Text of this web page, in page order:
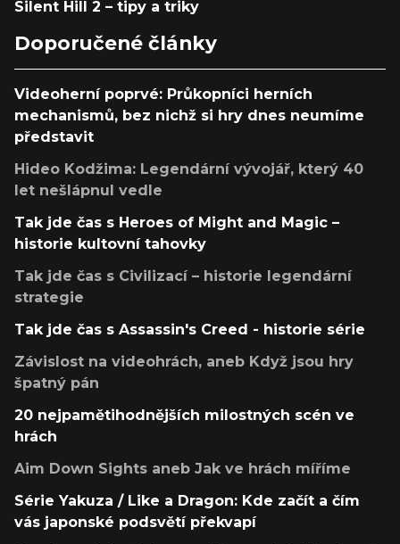
Silent Hill 2 – tipy a triky
Doporučené články
Videoherní poprvé: Průkopníci herních
mechanismů, bez nichž si hry dnes neumíme
představit
Hideo Kodžima: Legendární vývojář, který 40
let nešlápnul vedle
Tak jde čas s Heroes of Might and Magic –
historie kultovní tahovky
Tak jde čas s Civilizací – historie legendární
strategie
Tak jde čas s Assassin's Creed - historie série
Závislost na videohrách, aneb Když jsou hry
špatný pán
20 nejpamětihodnějších milostných scén ve
hrách
Aim Down Sights aneb Jak ve hrách míříme
Série Yakuza / Like a Dragon: Kde začít a čím
vás japonské podsvětí překvapí